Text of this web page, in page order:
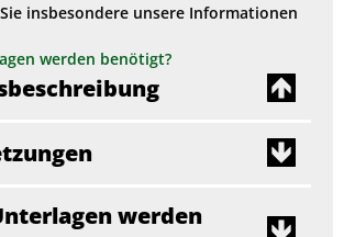
insbesondere unsere Informationen
werden benötigt?
werden